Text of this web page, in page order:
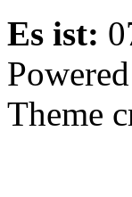
Es ist:
Theme